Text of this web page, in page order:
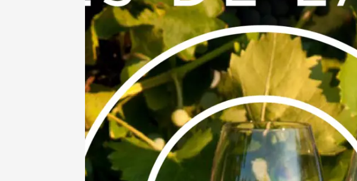
11 août 2026 Oenologie
Sunsets Vignerons en
Luberon au Château
Pierre de Mejans
Puyvert
18:30
11 août 2026 et plus
Sunsets Vignerons en
Luberon au Château
Verrerie
Puget
18:30